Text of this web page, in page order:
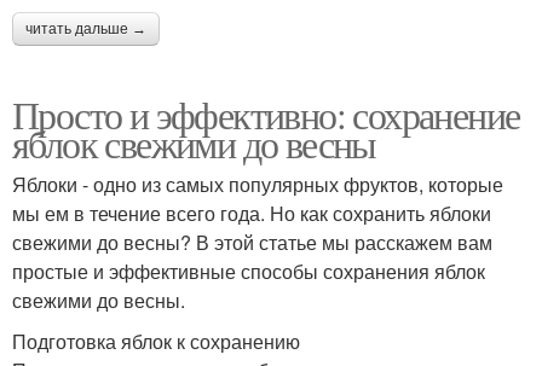
читать дальше →
Просто и эффективно: сохранение
яблок свежими до весны
Яблоки - одно из самых популярных фруктов, которые
мы ем в течение всего года. Но как сохранить яблоки
свежими до весны? В этой статье мы расскажем вам
простые и эффективные способы сохранения яблок
свежими до весны.
Подготовка яблок к сохранению